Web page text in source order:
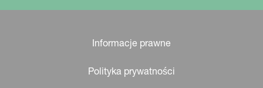
Informacje prawne
Polityka prywatności